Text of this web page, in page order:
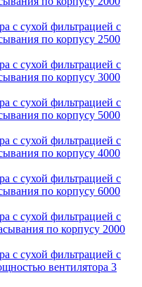
с сухой фильтрацией с
по корпусу 2500
с сухой фильтрацией с
по корпусу 3000
с сухой фильтрацией с
по корпусу 5000
с сухой фильтрацией с
по корпусу 4000
с сухой фильтрацией с
по корпусу 6000
с сухой фильтрацией с
по корпусу 2000
с сухой фильтрацией с
вентилятора 3